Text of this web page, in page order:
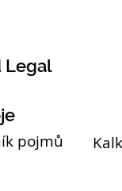
Legal
pojmů